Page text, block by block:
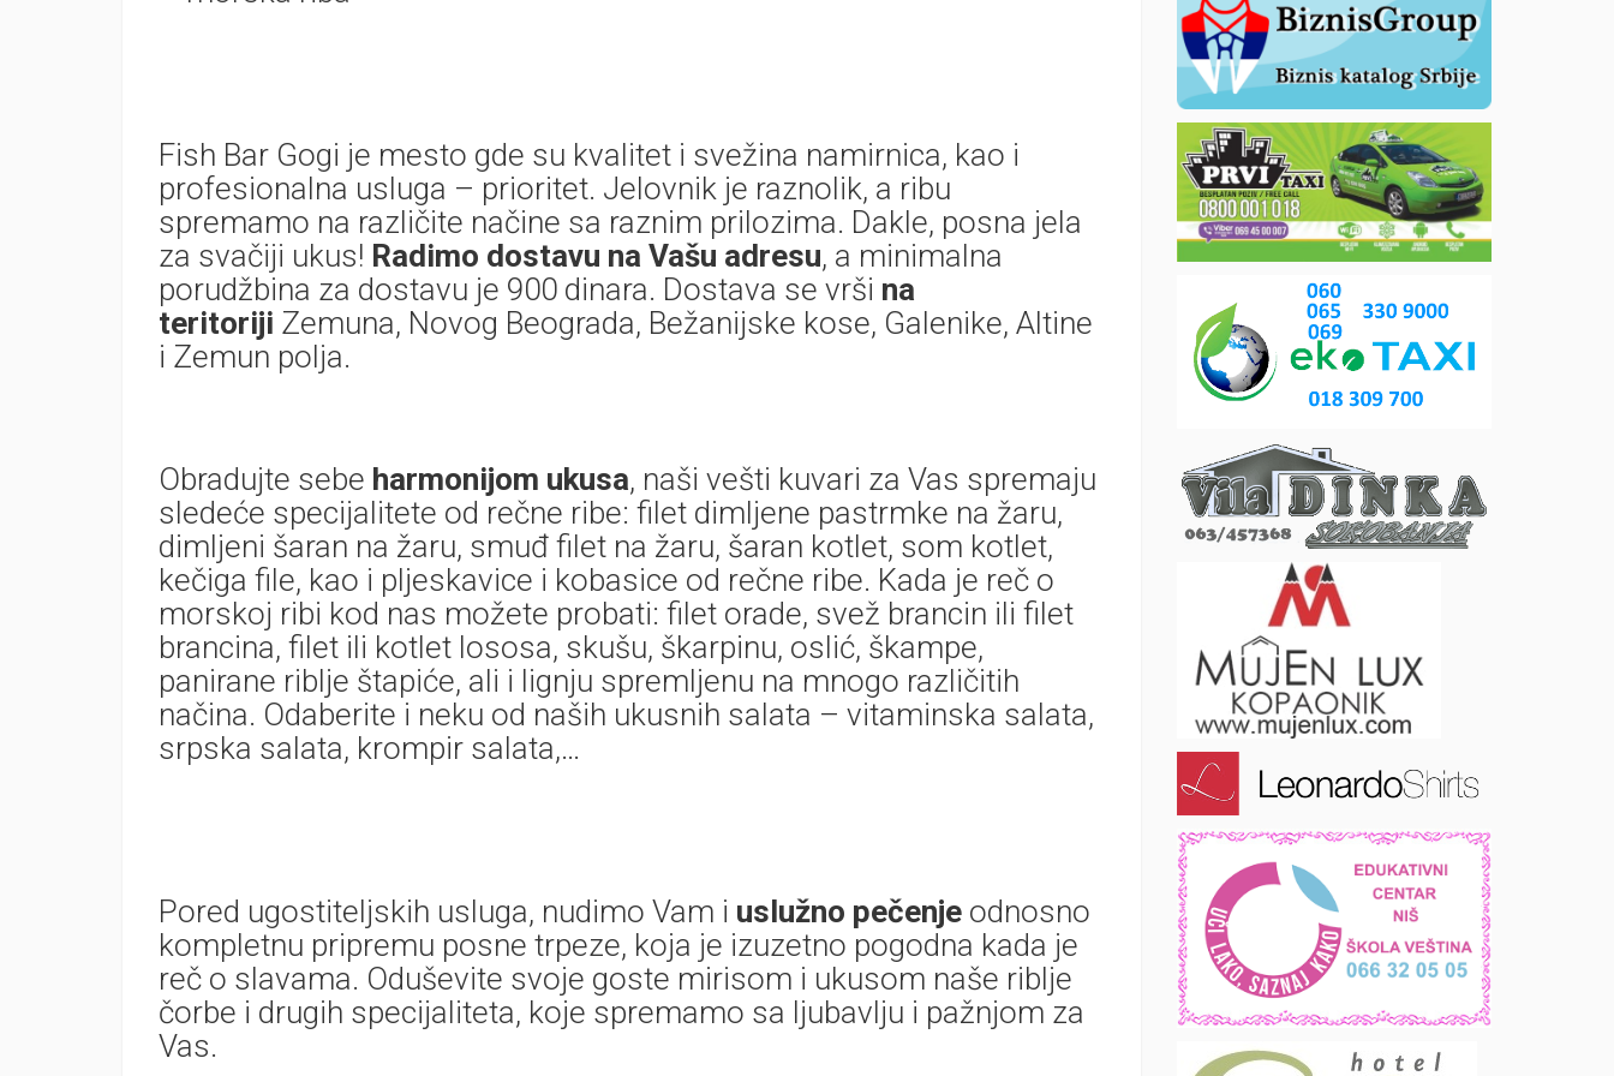
Fish Bar Gogi je mesto gde su kvalitet i svežina namirnica, kao i
profesionalna usluga – prioritet. Jelovnik je raznolik, a ribu
spremamo na različite načine sa raznim prilozima. Dakle, posna jela
za svačiji ukus! Radimo dostavu na Vašu adresu, a minimalna
porudžbina za dostavu je 900 dinara. Dostava se vrši na
teritoriji Zemuna, Novog Beograda, Bežanijske kose, Galenike, Altine
i Zemun polja.
Obradujte sebe harmonijom ukusa, naši vešti kuvari za Vas spremaju
sledeće specijalitete od rečne ribe: filet dimljene pastrmke na žaru,
dimljeni šaran na žaru, smuđ filet na žaru, šaran kotlet, som kotlet,
kečiga file, kao i pljeskavice i kobasice od rečne ribe. Kada je reč o
morskoj ribi kod nas možete probati: filet orade, svež brancin ili filet
brancina, filet ili kotlet lososa, skušu, škarpinu, oslić, škampe,
panirane riblje štapiće, ali i lignju spremljenu na mnogo različitih
načina. Odaberite i neku od naših ukusnih salata – vitaminska salata,
srpska salata, krompir salata,…
Pored ugostiteljskih usluga, nudimo Vam i uslužno pečenje odnosno
kompletnu pripremu posne trpeze, koja je izuzetno pogodna kada je
reč o slavama. Oduševite svoje goste mirisom i ukusom naše riblje
čorbe i drugih specijaliteta, koje spremamo sa ljubavlju i pažnjom za
Vas.